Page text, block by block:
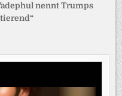
nennt Trumps